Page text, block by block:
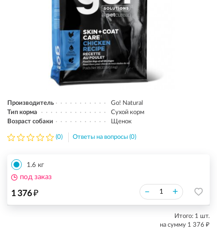
Производитель
Go! Natural
Тип корма
Сухой корм
Возраст собаки
Щенок
(0) Ответы на вопросы (0)
1.6 кг
1 376₽ – +
под заказ
Итого: 1 шт.
на сумму 1 376 ₽